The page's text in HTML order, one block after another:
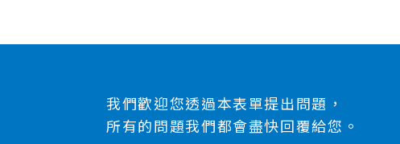
我們歡迎您透過本表單提出問題，
所有的問題我們都會盡快回覆給您。